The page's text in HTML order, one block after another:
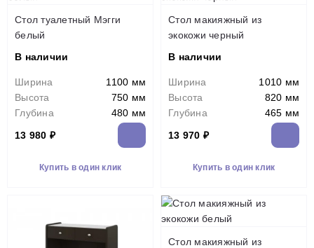
Стол туалетный Мэгги
белый
В наличии
Ширина
1100 мм
Высота
750 мм
Глубина
480 мм
13 980 ₽
Купить в один клик
Стол макияжный из
экокожи черный
В наличии
Ширина
1010 мм
Высота
820 мм
Глубина
465 мм
13 970 ₽
Купить в один клик
Стол макияжный из